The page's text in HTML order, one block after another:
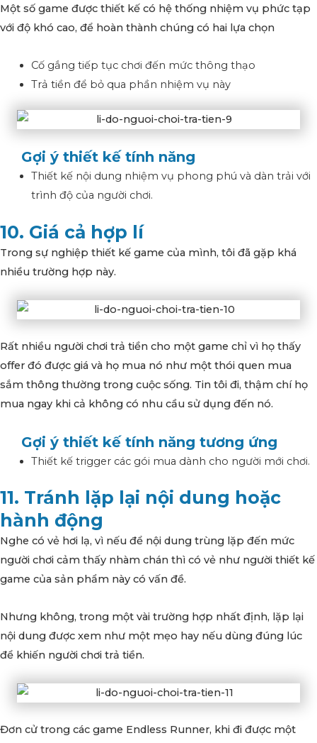
Một số game được thiết kế có hệ thống nhiệm vụ phức tạp
với độ khó cao, để hoàn thành chúng có hai lựa chọn
Cố gắng tiếp tục chơi đến mức thông thạo
Trả tiền để bỏ qua phần nhiệm vụ này
Gợi ý thiết kế tính năng
Thiết kế nội dung nhiệm vụ phong phú và dàn trải với
trình độ của người chơi.
10. Giá cả hợp lí
Trong sự nghiệp thiết kế game của mình, tôi đã gặp khá
nhiều trường hợp này.
Rất nhiều người chơi trả tiền cho một game chỉ vì họ thấy
offer đó được giá và họ mua nó như một thói quen mua
sắm thông thường trong cuộc sống. Tin tôi đi, thậm chí họ
mua ngay khi cả không có nhu cầu sử dụng đến nó.
Gợi ý thiết kế tính năng tương ứng
Thiết kế trigger các gói mua dành cho người mới chơi.
11. Tránh lặp lại nội dung hoặc
hành động
Nghe có vẻ hơi lạ, vì nếu để nội dung trùng lặp đến mức
người chơi cảm thấy nhàm chán thì có vẻ như người thiết kế
game của sản phẩm này có vấn đề.
Nhưng không, trong một vài trường hợp nhất định, lặp lại
nội dung được xem như một mẹo hay nếu dùng đúng lúc
để khiến người chơi trả tiền.
Đơn cử trong các game Endless Runner, khi đi được một